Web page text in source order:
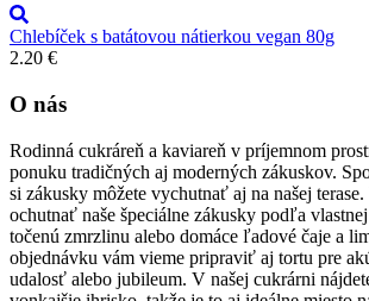
Chlebíček s batátovou nátierkou vegan 80g
2.20 €
O nás
Rodinná cukráreň a kaviareň v príjemnom
ponuku tradičných aj moderných zákuskov.
si zákusky môžete vychutnať aj na našej
ochutnať naše špeciálne zákusky podľa
točenú zmrzlinu alebo domáce ľadové čaje a
objednávku vám vieme pripraviť aj tortu pre
udalosť alebo jubileum. V našej cukrárni